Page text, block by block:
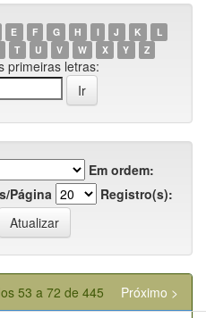
E F G H I J K
L
T U V W X Y Z
primeiras letras:
Em ordem:
Página
Registro(s):
53 a 72 de 445
Próximo >